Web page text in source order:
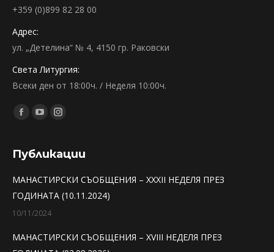
+359 (0)899 82 28 00
Адрес:
ул. „Детелина“ № 4, 4150 гр. Раковски
Света Литургия:
Всеки ден от 18:00ч. / Неделя 10:00ч.
Find us on:
Facebook
opens
new
window
YouTube
opens
new
window
Instagram
opens
new
window
Публикации
МАНАСТИРСКИ СЪОБЩЕНИЯ – XXXII НЕДЕЛЯ ПРЕЗ
ГОДИНАТА (10.11.2024)
10/11/2024
МАНАСТИРСКИ СЪОБЩЕНИЯ – XVIII НЕДЕЛЯ ПРЕЗ